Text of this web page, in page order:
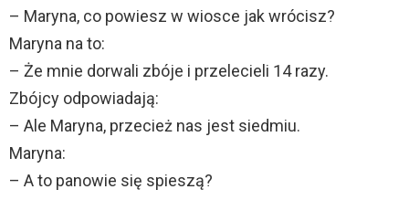
– Maryna, co powiesz w wiosce jak wrócisz?
Maryna na to:
– Że mnie dorwali zbóje i przelecieli 14 razy.
Zbójcy odpowiadają:
– Ale Maryna, przecież nas jest siedmiu.
Maryna:
– A to panowie się spieszą?